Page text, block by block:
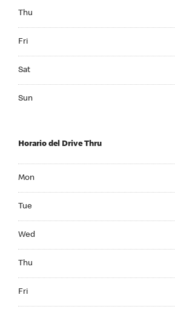
Thu
Fri
Sat
Sun
Horario del Drive Thru
Mon
Tue
Wed
Thu
Fri